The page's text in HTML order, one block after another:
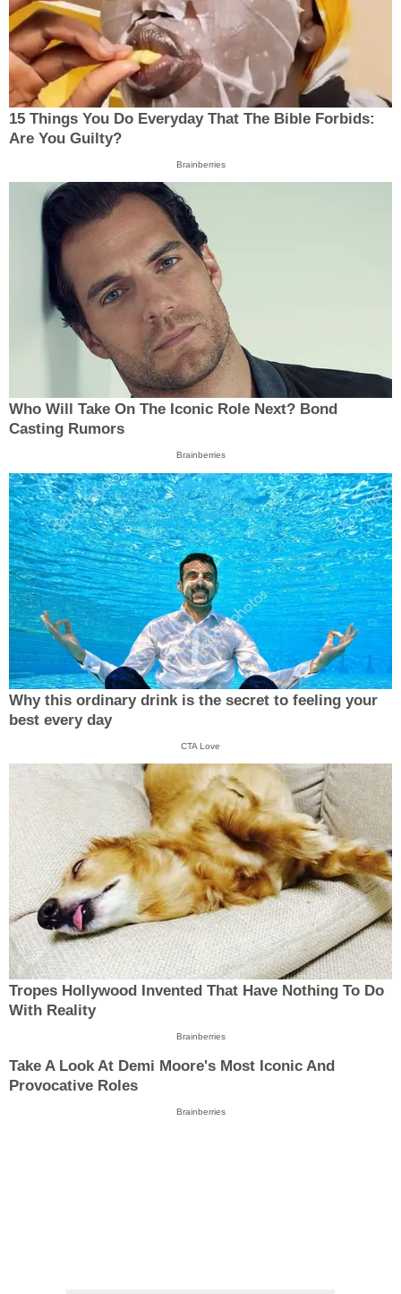
15 Things You Do Everyday That The Bible Forbids:
Are You Guilty?
Brainberries
Who Will Take On The Iconic Role Next? Bond
Casting Rumors
Brainberries
Why this ordinary drink is the secret to feeling your
best every day
CTA Love
Tropes Hollywood Invented That Have Nothing To Do
With Reality
Brainberries
Take A Look At Demi Moore's Most Iconic And
Provocative Roles
Brainberries